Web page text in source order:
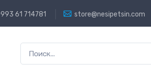
61 714781 store@nesipetsin.com